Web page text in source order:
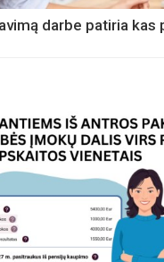
darbe patiria kas